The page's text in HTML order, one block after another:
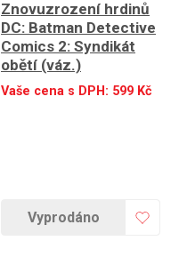
Znovuzrození hrdinů
DC: Batman Detective
Comics 2: Syndikát
obětí (váz.)
Vaše cena s DPH: 599 Kč
Vyprodáno